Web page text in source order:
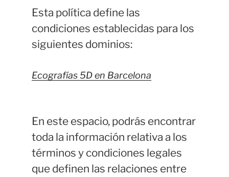
Esta política define las
condiciones establecidas para los
siguientes dominios:
Ecografías 5D en Barcelona
En este espacio, podrás encontrar
toda la información relativa a los
términos y condiciones legales
que definen las relaciones entre